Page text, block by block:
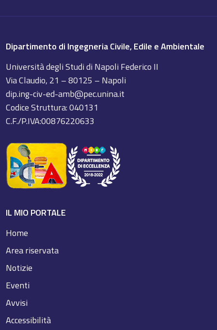
Dipartimento di Ingegneria Civile, Edile e Ambientale
Università degli Studi di Napoli Federico II
Via Claudio, 21 – 80125 – Napoli
dip.ing-civ-ed-amb@pec.unina.it
Codice Struttura: 040131
C.F./P.IVA:00876220633
IL MIO PORTALE
Home
Area riservata
Notizie
Eventi
Avvisi
Accessibilità